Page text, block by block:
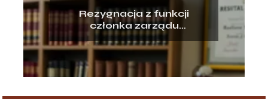
Rezygnacja z funkcji
członka zarządu
stowarzyszenia – wzór